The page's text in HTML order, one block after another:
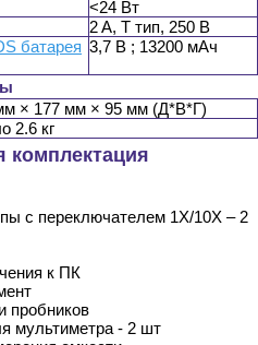
<24 Вт
2 A, T тип, 250 В
батарея 3,7 В ; 13200 мАч
× 177 мм × 95 мм (Д*В*Г)
2.6 кг
комплектация
с переключателем 1X/10X – 2
к ПК
пробников
мультиметра - 2 шт